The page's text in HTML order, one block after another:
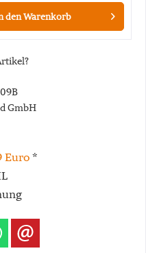
denWarenkorb
GmbH
Euro*